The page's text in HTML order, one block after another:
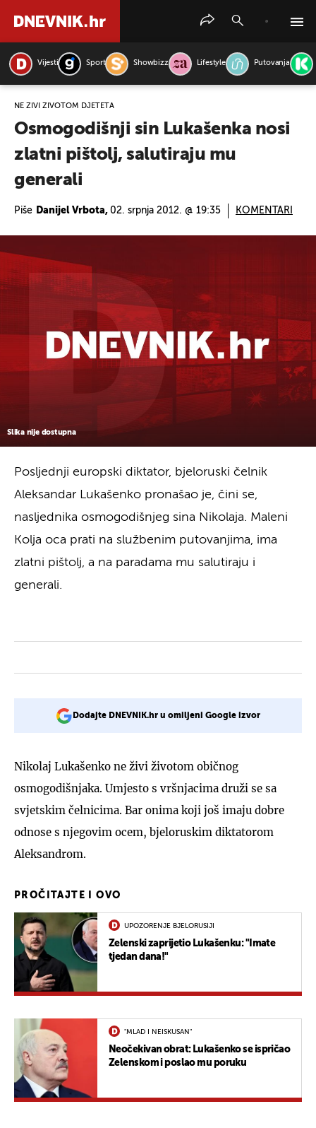
Vijesti Sport Showbizz Lifestyle Putovanja
NE ŽIVI ŽIVOTOM DJETETA
Osmogodišnji sin Lukašenka nosi
zlatni pištolj, salutiraju mu
generali
Piše Danijel Vrbota, 02. srpnja 2012. @ 19:35 KOMENTARI
Slika nije dostupna
Posljednji europski diktator, bjeloruski čelnik
Aleksandar Lukašenko pronašao je, čini se,
nasljednika osmogodišnjeg sina Nikolaja. Maleni
Kolja oca prati na službenim putovanjima, ima
zlatni pištolj, a na paradama mu salutiraju i
generali.
Dodajte DNEVNIK.hr u omiljeni Google izvor
Nikolaj Lukašenko ne živi životom običnog
osmogodišnjaka. Umjesto s vršnjacima druži se sa
svjetskim čelnicima. Bar onima koji još imaju dobre
odnose s njegovim ocem, bjeloruskim diktatorom
Aleksandrom.
PROČITAJTE I OVO
UPOZORENJE BJELORUSIJI
Zelenski zaprijetio Lukašenku: "Imate
tjedan dana!"
"MLAD I NEISKUSAN"
Neočekivan obrat: Lukašenko se ispričao
Zelenskom i poslao mu poruku
PRETRAŽITE VIJESTI